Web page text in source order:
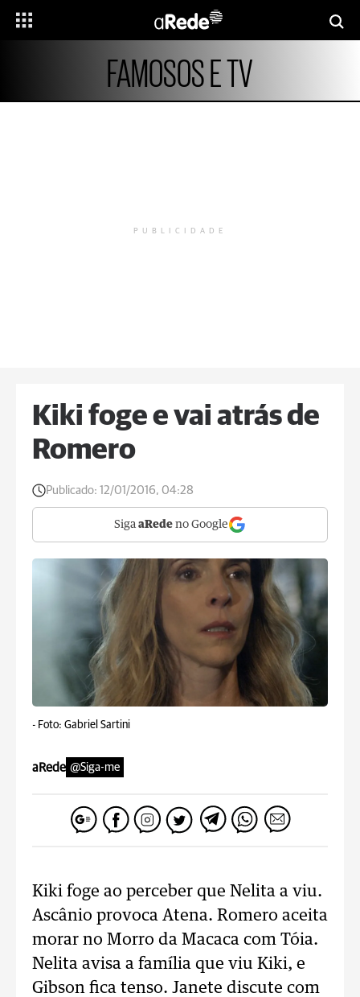
FAMOSOS E TV
PUBLICIDADE
Kiki foge e vai atrás de
Romero
Publicado: 12/01/2016, 04:28
Siga aRede no Google
- Foto: Gabriel Sartini
aRede @Siga-me
Kiki foge ao perceber que Nelita a viu.
Ascânio provoca Atena. Romero aceita
morar no Morro da Macaca com Tóia.
Nelita avisa a família que viu Kiki, e
Gibson fica tenso. Janete discute com